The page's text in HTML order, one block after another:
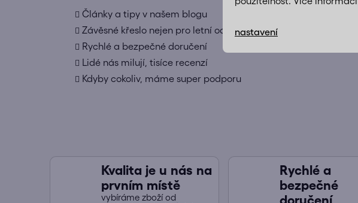
nastavení
Články a tipy v našem blogu
Závěsné křeslo nejen pro letní odpočinek
Rychlé a bezpečné doručení
Lidé nás milují, tisíce recenzí
Kdyby cokoliv, máme super podporu
Kvalita je u nás na
prvním místě
vybíráme zboží od
Rychlé a
bezpečné
doručení